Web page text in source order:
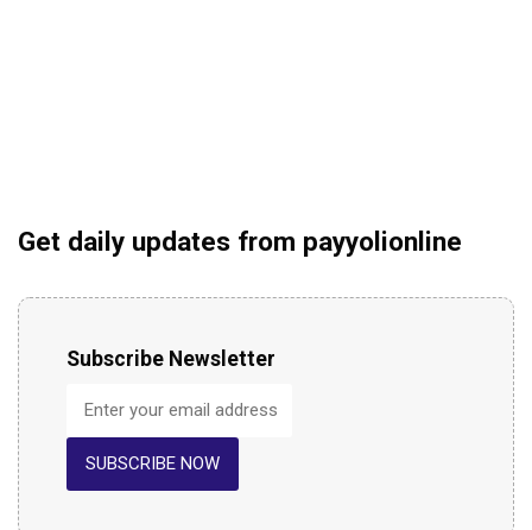
Get daily updates from payyolionline
Subscribe Newsletter
SUBSCRIBE NOW